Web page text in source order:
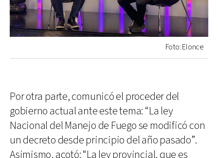
Foto: Elonce
Por otra parte, comunicó el proceder del
gobierno actual ante este tema: “La ley
Nacional del Manejo de Fuego se modificó con
un decreto desde principio del año pasado”.
Asimismo, acotó: “La ley provincial, que es